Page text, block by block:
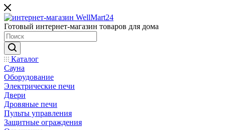
Готовый интернет-магазин товаров для дома
Каталог
Сауна
Оборудование
Электрические печи
Двери
Дровяные печи
Пульты управления
Защитные ограждения